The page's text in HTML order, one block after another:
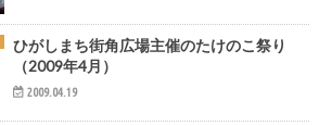
ひがしまち街角広場主催のたけのこ祭り
（2009年4月）
2009.04.19